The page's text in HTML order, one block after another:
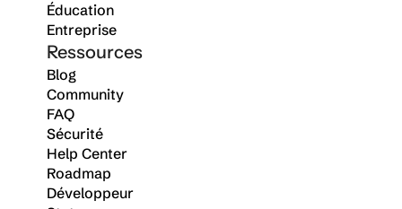
Éducation
Entreprise
Ressources
Blog
Community
FAQ
Sécurité
Help Center
Roadmap
Développeur